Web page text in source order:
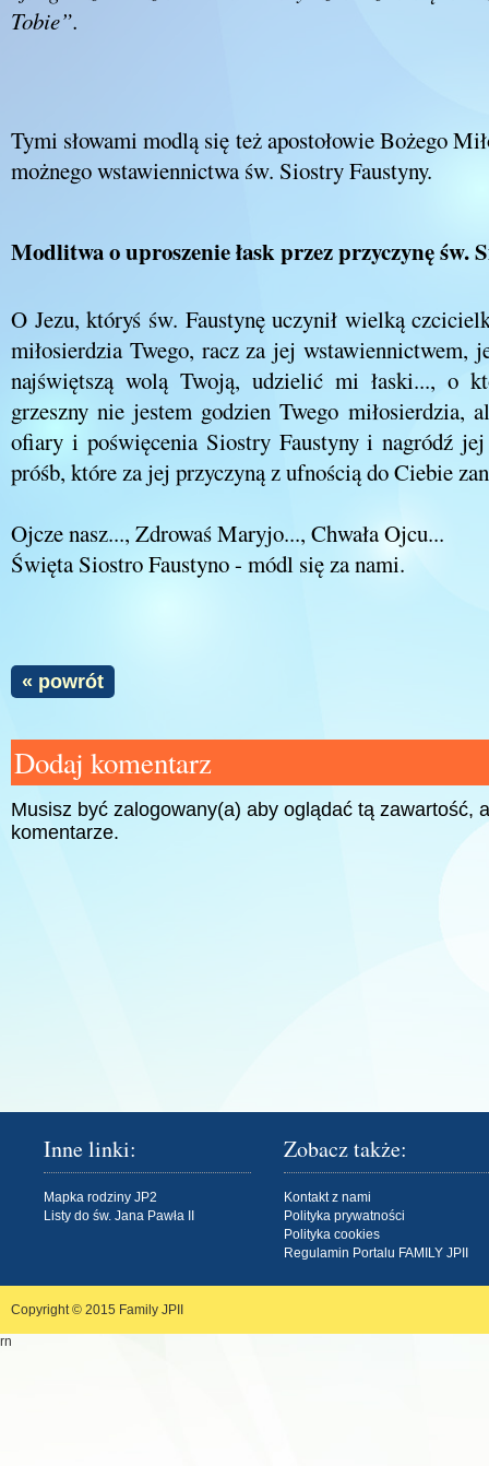
Tobie”.
Tymi słowami modlą się też apostołowie Bożego
możnego wstawiennictwa św. Siostry Faustyny.
Modlitwa o uproszenie łask przez przyczynę św.
O Jezu, któryś św. Faustynę uczynił wielką
miłosierdzia Twego, racz za jej wstawiennictwem,
najświętszą wolą Twoją, udzielić mi łaski..., o
grzeszny nie jestem godzien Twego miłosierdzia,
ofiary i poświęcenia Siostry Faustyny i nagródź jej
próśb, które za jej przyczyną z ufnością do Ciebie
Ojcze nasz..., Zdrowaś Maryjo..., Chwała Ojcu...
Święta Siostro Faustyno - módl się za nami.
« powrót
Dodaj komentarz
Musisz być zalogowany(a) aby oglądać tą zawartość,
komentarze.
Inne linki:
Mapka rodziny JP2
Listy do św. Jana Pawła II
Zobacz także:
Kontakt z nami
Polityka prywatności
Polityka cookies
Regulamin Portalu FAMILY JPII
Copyright © 2015 Family JPII
rn